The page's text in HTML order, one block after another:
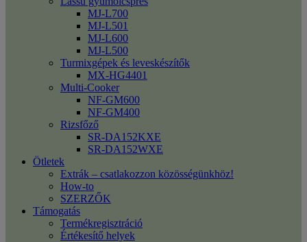
MJ-L700
MJ-L501
MJ-L600
MJ-L500
Turmixgépek és leveskészítők
MX-HG4401
Multi-Cooker
NF-GM600
NF-GM400
Rizsfőző
SR-DA152KXE
SR-DA152WXE
Ötletek
Extrák – csatlakozzon közösségünkhöz!
How-to
SZERZŐK
Támogatás
Termékregisztráció
Értékesítő helyek